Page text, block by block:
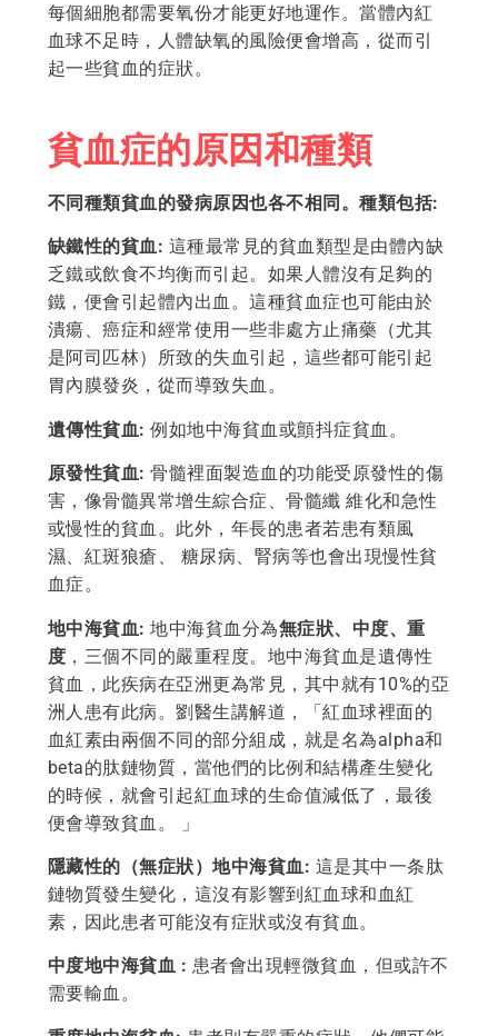
每個細胞都需要氧份才能更好地運作。當體內紅
血球不足時，人體缺氧的風險便會增高，從而引
起一些貧血的症狀。
貧血症的原因和種類
不同種類貧血的發病原因也各不相同。種類包括:
缺鐵性的貧血: 這種最常見的貧血類型是由體內缺
乏鐵或飲食不均衡而引起。如果人體沒有足夠的
鐵，便會引起體內出血。這種貧血症也可能由於
潰瘍、癌症和經常使用一些非處方止痛藥（尤其
是阿司匹林）所致的失血引起，這些都可能引起
胃內膜發炎，從而導致失血。
遺傳性貧血:例如地中海貧血或顫抖症貧血。
原發性貧血: 骨髓裡面製造血的功能受原發性的傷
害，像骨髓異常增生綜合症、骨髓纖 維化和急性
或慢性的貧血。此外，年長的患者若患有類風
濕、紅斑狼瘡、 糖尿病、腎病等也會出現慢性貧
血症。
地中海貧血:地中海貧血分為無症狀、中度、重
度 ，三個不同的嚴重程度。地中海貧血是遺傳性
貧血，此疾病在亞洲更為常見，其中就有10%的亞
洲人患有此病。劉醫生講解道，「紅血球裡面的
血紅素由兩個不同的部分組成，就是名為alpha和
beta的肽鏈物質，當他們的比例和結構產生變化
的時候，就會引起紅血球的生命值減低了，最後
便會導致貧血。 」
隱藏性的（無症狀）地中海貧血: 這是其中一条肽
鏈物質發生變化，這沒有影響到紅血球和血紅
素，因此患者可能沒有症狀或沒有貧血。
中度地中海貧血 : 患者會出現輕微貧血，但或許不
需要輸血。